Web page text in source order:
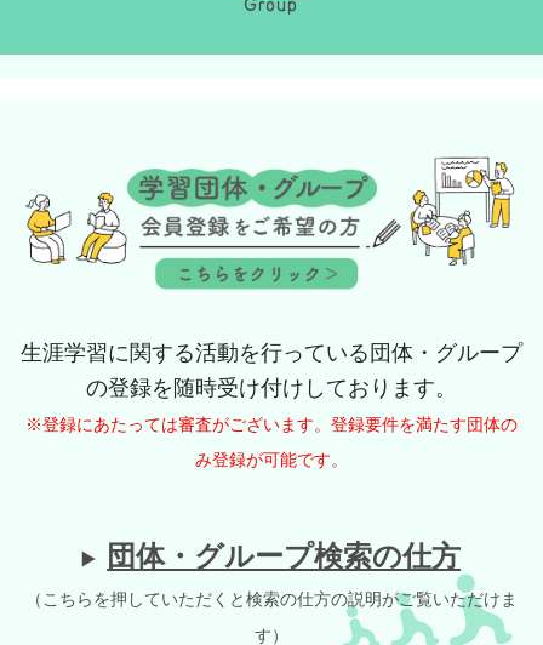
生涯学習に関する活動を行っている団体・グループ
の登録を随時受け付けしております。
※登録にあたっては審査がございます。登録要件を満たす団体の
み登録が可能です。
団体・グループ検索の仕方
（こちらを押していただくと検索の仕方の説明がご覧いただけま
す）